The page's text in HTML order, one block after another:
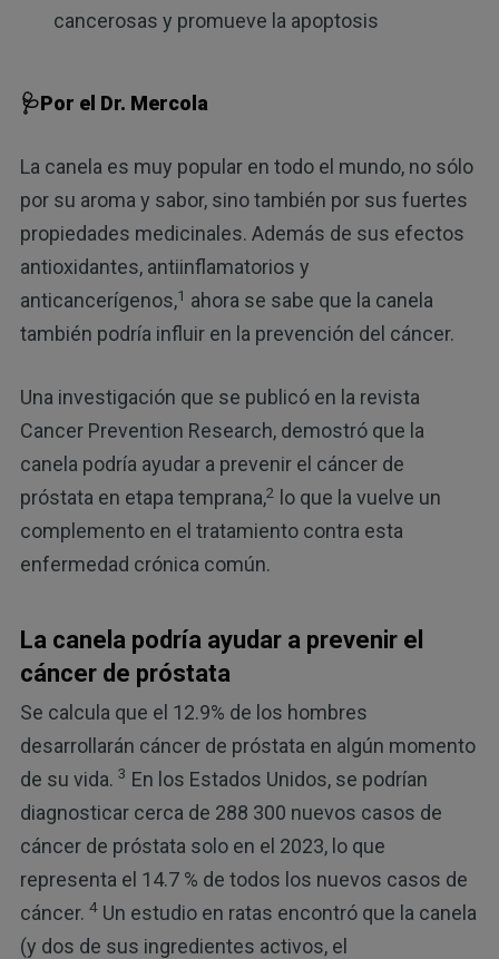
cancerosas y promueve la apoptosis
🩺Por el Dr. Mercola
La canela es muy popular en todo el mundo, no sólo
por su aroma y sabor, sino también por sus fuertes
propiedades medicinales. Además de sus efectos
antioxidantes, antiinflamatorios y
anticancerígenos,1 ahora se sabe que la canela
también podría influir en la prevención del cáncer.
Una investigación que se publicó en la revista
Cancer Prevention Research, demostró que la
canela podría ayudar a prevenir el cáncer de
próstata en etapa temprana,2
lo que la vuelve un
complemento en el tratamiento contra esta
enfermedad crónica común.
La canela podría ayudar a prevenir el
cáncer de próstata
Se calcula que el 12.9% de los hombres
desarrollarán cáncer de próstata en algún momento
de su vida. 3 En los Estados Unidos, se podrían
diagnosticar cerca de 288 300 nuevos casos de
cáncer de próstata solo en el 2023, lo que
representa el 14.7 % de todos los nuevos casos de
cáncer. 4Un estudio en ratas encontró que la canela
(y dos de sus ingredientes activos, el